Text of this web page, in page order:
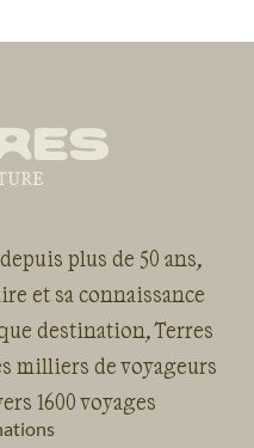
plus de 50 ans,
et sa connaissance
destination, Terres
milliers de voyageurs
1600 voyages